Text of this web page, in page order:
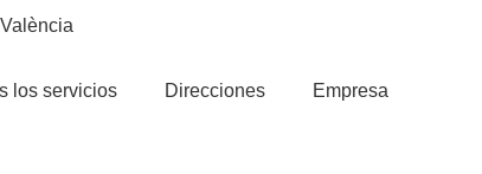
los servicios Direcciones Empresa